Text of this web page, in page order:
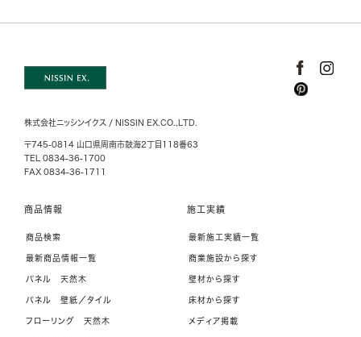
o
r
株式会社ニッシンイクス / NISSIN EX.CO.,LTD.
〒745-0814 山口県周南市鼓海2丁目118番63
TEL 0834-36-1700
FAX 0834-36-1711
商品情報
商品検索
最新商品情報一覧
パネル 天然木
パネル 壁紙／タイル
フローリング 天然木
施工実績
最新施工実績一覧
商業施設から探す
壁材から探す
床材から探す
メディア掲載